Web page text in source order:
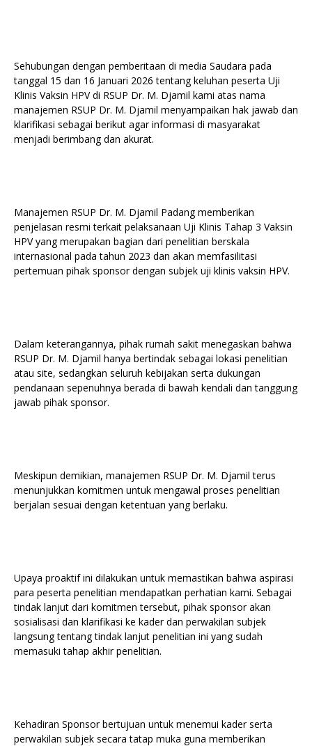
Sehubungan dengan pemberitaan di media Saudara pada
tanggal 15 dan 16 Januari 2026 tentang keluhan peserta Uji
Klinis Vaksin HPV di RSUP Dr. M. Djamil kami atas nama
manajemen RSUP Dr. M. Djamil menyampaikan hak jawab dan
klarifikasi sebagai berikut agar informasi di masyarakat
menjadi berimbang dan akurat.
Manajemen RSUP Dr. M. Djamil Padang memberikan
penjelasan resmi terkait pelaksanaan Uji Klinis Tahap 3 Vaksin
HPV yang merupakan bagian dari penelitian berskala
internasional pada tahun 2023 dan akan memfasilitasi
pertemuan pihak sponsor dengan subjek uji klinis vaksin HPV.
Dalam keterangannya, pihak rumah sakit menegaskan bahwa
RSUP Dr. M. Djamil hanya bertindak sebagai lokasi penelitian
atau site, sedangkan seluruh kebijakan serta dukungan
pendanaan sepenuhnya berada di bawah kendali dan tanggung
jawab pihak sponsor.
Meskipun demikian, manajemen RSUP Dr. M. Djamil terus
menunjukkan komitmen untuk mengawal proses penelitian
berjalan sesuai dengan ketentuan yang berlaku.
Upaya proaktif ini dilakukan untuk memastikan bahwa aspirasi
para peserta penelitian mendapatkan perhatian kami. Sebagai
tindak lanjut dari komitmen tersebut, pihak sponsor akan
sosialisasi dan klarifikasi ke kader dan perwakilan subjek
langsung tentang tindak lanjut penelitian ini yang sudah
memasuki tahap akhir penelitian.
Kehadiran Sponsor bertujuan untuk menemui kader serta
perwakilan subjek secara tatap muka guna memberikan